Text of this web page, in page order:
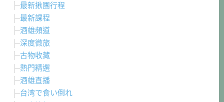
最新揪團行程
最新課程
酒雄頻道
深度微旅
古物收藏
熱門精選
酒雄直播
台湾で食い倒れ